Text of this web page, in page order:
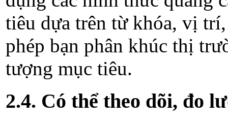
tiêu dựa trên từ khóa, vị
phép bạn phân khúc thị
tượng mục tiêu.
2.4. Có thể theo dõi, đo